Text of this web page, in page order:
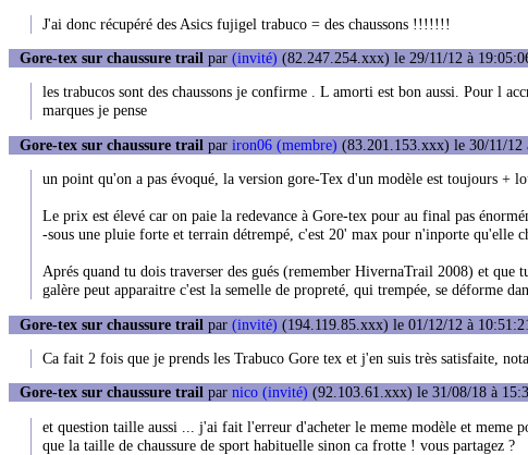
J'ai donc récupéré des Asics fujigel trabuco = des chaussons !!!!!!!
Gore-tex sur chaussure trail par (invité) (82.247.254.xxx) le 29/11/12 à
les trabucos sont des chaussons je confirme . L amorti est bon aussi. Pour l
marques je pense
Gore-tex sur chaussure trail par iron06 (membre) (83.201.153.xxx) le 30/11/12
un point qu'on a pas évoqué, la version gore-Tex d'un modèle est toujours +
Le prix est élevé car on paie la redevance à Gore-tex pour au final pas
-sous une pluie forte et terrain détrempé, c'est 20' max pour n'inporte qu'elle
Aprés quand tu dois traverser des gués (remember HivernaTrail 2008) et que
galère peut apparaitre c'est la semelle de propreté, qui trempée, se déforme
Gore-tex sur chaussure trail par (invité) (194.119.85.xxx) le 01/12/12 à
Ca fait 2 fois que je prends les Trabuco Gore tex et j'en suis très satisfaite,
Gore-tex sur chaussure trail par nico (invité) (92.103.61.xxx) le 31/08/18 à
et question taille aussi ... j'ai fait l'erreur d'acheter le meme modèle et
que la taille de chaussure de sport habituelle sinon ca frotte ! vous partagez ?